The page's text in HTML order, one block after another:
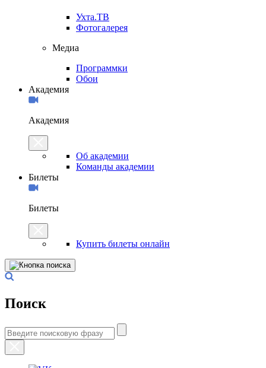
Ухта.ТВ
Фотогалерея
Медиа
Программки
Обои
Академия
Академия
Об академии
Команды академии
Билеты
Билеты
Купить билеты онлайн
Поиск